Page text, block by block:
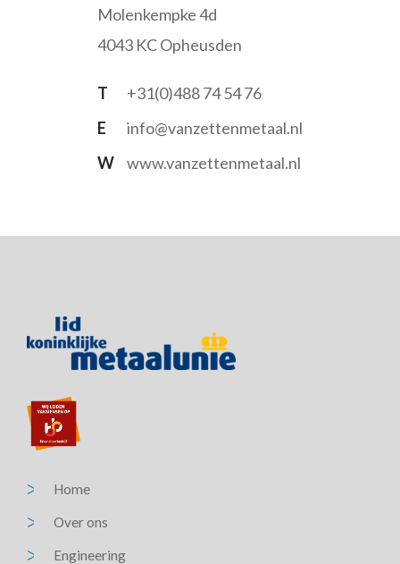
Molenkempke 4d
4043 KC Opheusden
T
+31(0)488 74 54 76
E
info@vanzettenmetaal.nl
W
www.vanzettenmetaal.nl
Home
Over ons
Engineering